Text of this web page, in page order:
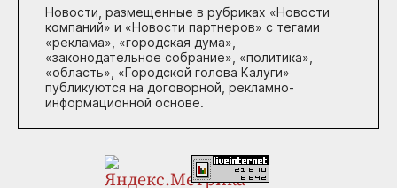
Новости, размещенные в рубриках «Новости
компаний» и «Новости партнеров» с тегами
«реклама», «городская дума»,
«законодательное собрание», «политика»,
«область», «Городской голова Калуги»
публикуются на договорной, рекламно-
информационной основе.